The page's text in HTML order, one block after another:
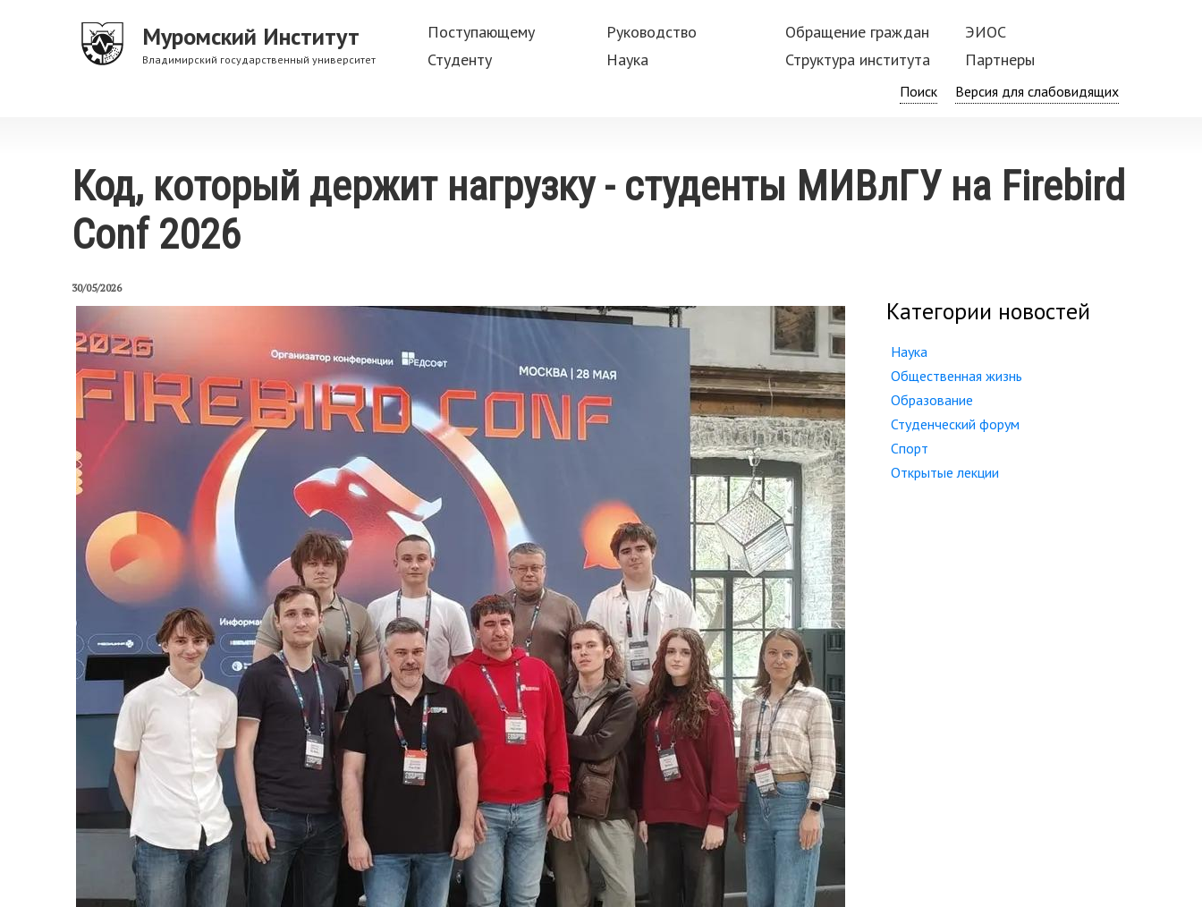
Муромский Институт
Владимирский государственный университет
Поступающему Руководство Обращение граждан
ЭИОС
Студенту
Наука Структура института Партнеры
Поиск
Код, который держит нагрузку - студенты МИВлГУ на Firebird
Conf 2026
30/05/2026
Категории новостей
Наука
Общественная жизнь
Образование
Студенческий форум
Спорт
Открытые лекции